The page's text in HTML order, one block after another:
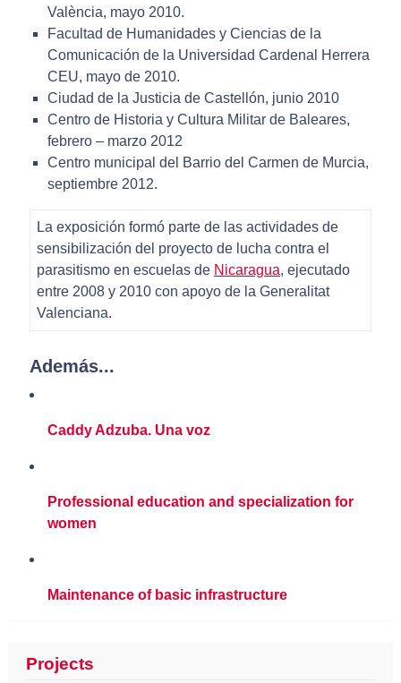
València, mayo 2010.
Facultad de Humanidades y Ciencias de la
Comunicación de la Universidad Cardenal Herrera
CEU, mayo de 2010.
Ciudad de la Justicia de Castellón, junio 2010
Centro de Historia y Cultura Militar de Baleares,
febrero – marzo 2012
Centro municipal del Barrio del Carmen de Murcia,
septiembre 2012.
La exposición formó parte de las actividades de
sensibilización del proyecto de lucha contra el
parasitismo en escuelas de Nicaragua, ejecutado
entre 2008 y 2010 con apoyo de la Generalitat
Valenciana.
Además...
Caddy Adzuba. Una voz
Professional education and specialization for
women
Maintenance of basic infrastructure
Projects